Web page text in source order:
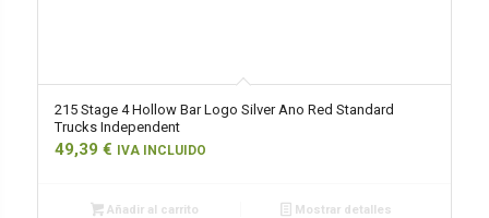
215 Stage 4 Hollow Bar Logo Silver Ano Red Standard
Trucks Independent
49,39 € IVA INCLUIDO
Añadir al carrito Mostrar detalles